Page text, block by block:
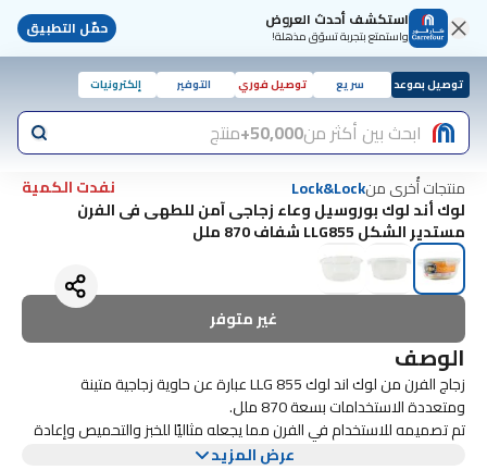
استكشف أحدث العروض
واستمتع بتجربة تسوّق مذهلة! حمّل التطبيق
توصيل بموعد سريع توصيل فوري التوفير إلكترونيات
ابحث بين أكثر من50,000+ منتج
منتجات أُخرى منLock&Lock
نفدت الكمية
لوك أند لوك بوروسيل وعاء زجاجى آمن للطهى فى الفرن
مستدير الشكل LLG855 شفاف 870 ملل
غير متوفر
الوصف
زجاج الفرن من لوك اند لوك LLG 855 عبارة عن حاوية زجاجية متينة
ومتعددة الاستخدامات بسعة 870 ملل.
تم تصميمه للاستخدام في الفرن مما يجعله مثاليًا للخبز والتحميص وإعادة
تسخين الطعام. يضمن الغطاء المحكم والمضاد للتسرب بقاء طعامك طازجًا
عرض المزيد